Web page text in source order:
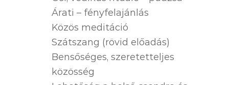
Árati – fényfelajánlás
Közös meditáció
Szátszang (rövid előadás)
Bensőséges, szeretetteljes
közösség